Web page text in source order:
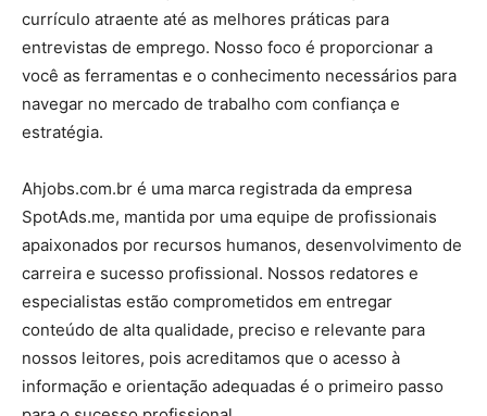
currículo atraente até as melhores práticas para
entrevistas de emprego. Nosso foco é proporcionar a
você as ferramentas e o conhecimento necessários para
navegar no mercado de trabalho com confiança e
estratégia.
Ahjobs.com.br é uma marca registrada da empresa
SpotAds.me, mantida por uma equipe de profissionais
apaixonados por recursos humanos, desenvolvimento de
carreira e sucesso profissional. Nossos redatores e
especialistas estão comprometidos em entregar
conteúdo de alta qualidade, preciso e relevante para
nossos leitores, pois acreditamos que o acesso à
informação e orientação adequadas é o primeiro passo